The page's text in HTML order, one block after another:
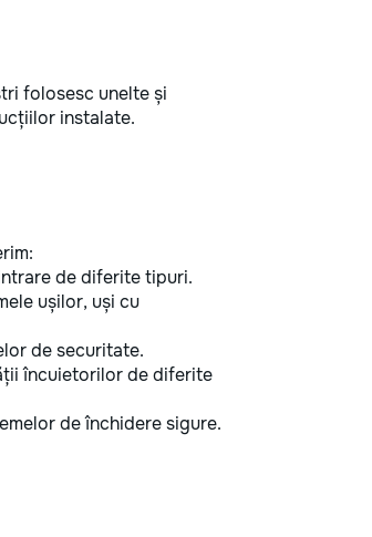
folosesc unelte și
instalate.
de diferite tipuri.
ușilor, uși cu
de securitate.
încuietorilor de diferite
de închidere sigure.